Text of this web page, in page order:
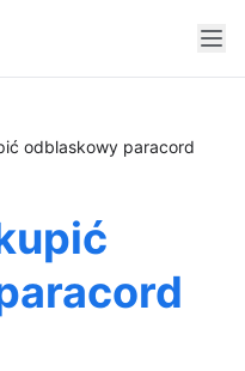
odblaskowy paracord